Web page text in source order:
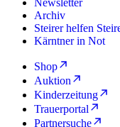
Newsletter
Archiv
Steirer helfen
Kärntner in Not
Shop
Auktion
Kinderzeitung
Trauerportal
Partnersuche